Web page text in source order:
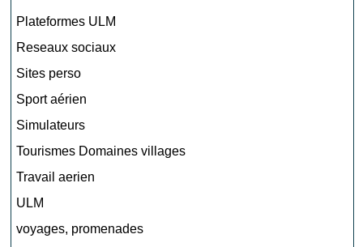
Plateformes ULM
Reseaux sociaux
Sites perso
Sport aérien
Simulateurs
Tourismes Domaines villages
Travail aerien
ULM
voyages, promenades